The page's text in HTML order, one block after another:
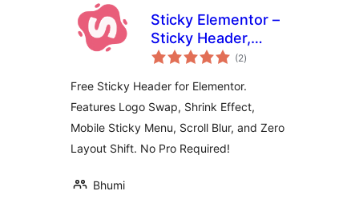
Sticky Elementor –
Sticky Header,
Menu Color After
& Back to Top
Button
(2གདེང་
འཇོག་
ཚང་།
)
Free Sticky Header for Elementor.
Features Logo Swap, Shrink Effect,
Mobile Sticky Menu, Scroll Blur, and Zero
Layout Shift. No Pro Required!
Bhumi